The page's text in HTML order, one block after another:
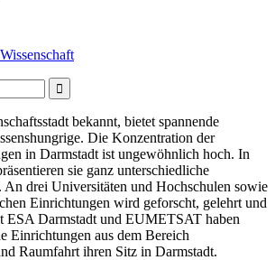
bekannt, bietet spannende
Die Konzentration der
in Darmstadt ist ungewöhnlich hoch. In
sie ganz unterschiedliche
An drei Universitäten und Hochschulen sowie
Einrichtungen wird geforscht, gelehrt und
ESA Darmstadt und EUMETSAT haben
Einrichtungen aus dem Bereich
Raumfahrt ihren Sitz in Darmstadt.